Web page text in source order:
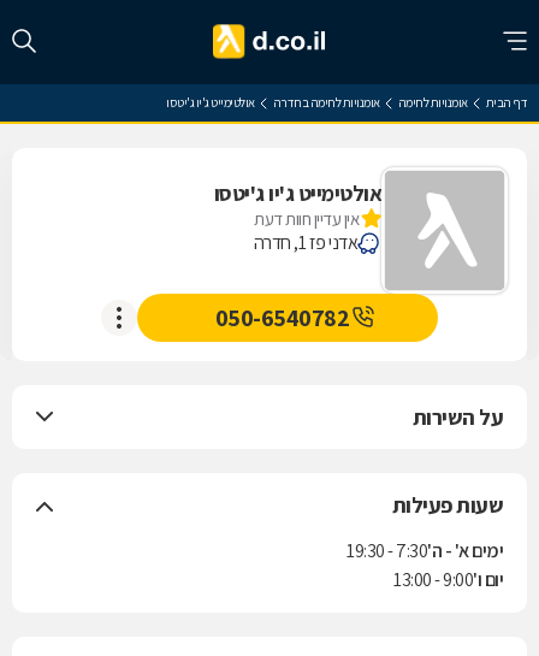
דף הבית אומנויות לחימה אומנויות לחימה בחדרה אולטימייט ג'יו ג'יטסו
אולטימייט ג'יו ג'יטסו
אין עדיין חוות דעת
אדני פז 1, חדרה
050-6540782
על השירות
שעות פעילות
ימים א' - ה'7:30 - 19:30
יום ו'9:00 - 13:00